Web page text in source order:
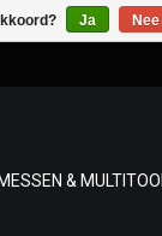
MESSEN &
Ja Nee